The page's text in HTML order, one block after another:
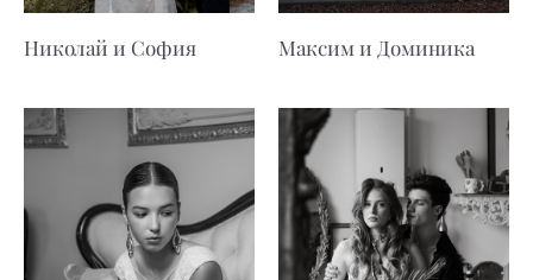
Николай и София Максим и Доминика